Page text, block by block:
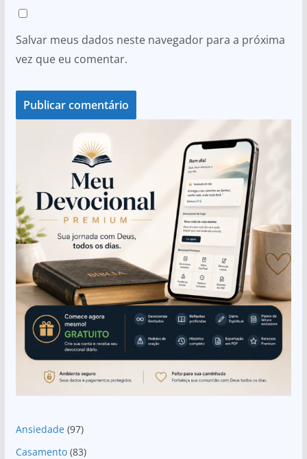
Salvar meus dados neste navegador para a próxima
vez que eu comentar.
Ansiedade(97)
Casamento(83)